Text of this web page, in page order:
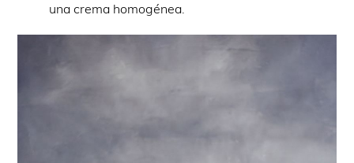
una crema homogénea.